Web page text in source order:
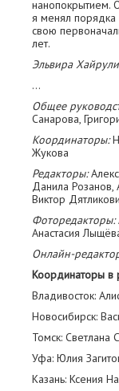
нанопокрытием.
я менял порядка
свою
лет.
Эльвира
…
Общее
Санарова,
Координаторы:
Жукова
Редакторы:
Данила Розанов,
Виктор
Фоторедакторы:
Анастасия
Онлайн-
Координаторы в
Владивосток:
Новосибирск:
Томск: Светлана
Уфа: Юлия
Казань: Ксения